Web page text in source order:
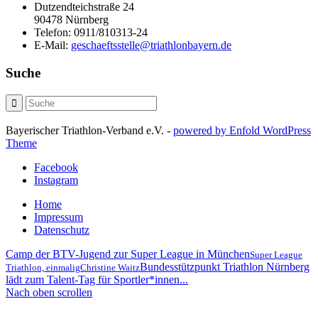
Dutzendteichstraße 24
90478 Nürnberg
Telefon: 0911/810313-24
E-Mail: geschaeftsstelle@triathlonbayern.de
Suche
Bayerischer Triathlon-Verband e.V. - powered by Enfold WordPress
Theme
Facebook
Instagram
Home
Impressum
Datenschutz
Camp der BTV-Jugend zur Super League in MünchenSuper League
Triathlon, einmaligChristine WaitzBundesstützpunkt Triathlon Nürnberg
lädt zum Talent-Tag für Sportler*innen...
Nach oben scrollen